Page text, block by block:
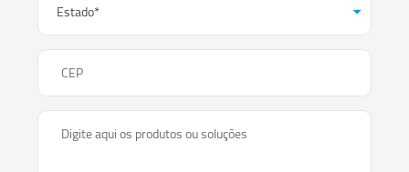
CEP
Digite aqui os produtos ou soluções